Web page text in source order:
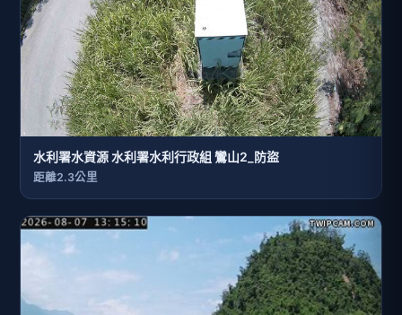
水利署水資源 水利署水利行政組 鸞山2_防盜
距離2.3公里